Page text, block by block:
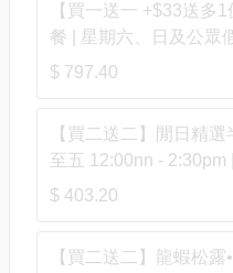
【買一送一 +$33送多
餐 | 星期六、日及公眾
$ 797.40
【買二送二】閒日精
至五 12:00nn - 2:30pm
$ 403.20
【買二送二】龍蝦松